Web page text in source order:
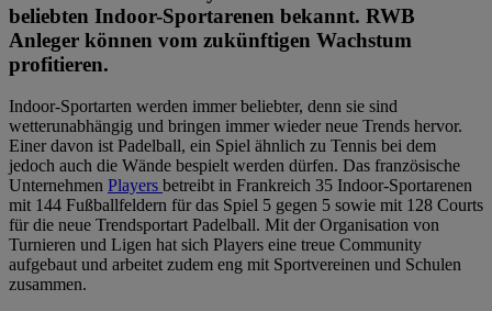
beliebten Indoor-Sportarenen bekannt. RWB
Anleger können vom zukünftigen Wachstum
profitieren.
Indoor-Sportarten werden immer beliebter, denn sie sind
wetterunabhängig und bringen immer wieder neue Trends hervor.
Einer davon ist Padelball, ein Spiel ähnlich zu Tennis bei dem
jedoch auch die Wände bespielt werden dürfen. Das französische
Unternehmen Players betreibt in Frankreich 35 Indoor-Sportarenen
mit 144 Fußballfeldern für das Spiel 5 gegen 5 sowie mit 128 Courts
für die neue Trendsportart Padelball. Mit der Organisation von
Turnieren und Ligen hat sich Players eine treue Community
aufgebaut und arbeitet zudem eng mit Sportvereinen und Schulen
zusammen.